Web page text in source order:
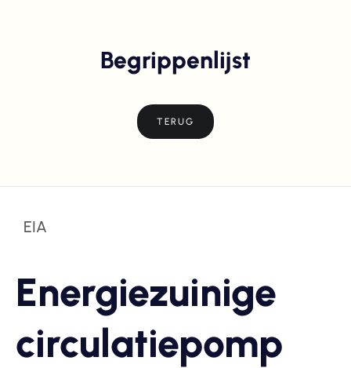
Begrippenlijst
TERUG
EIA
Energiezuinige
circulatiepomp